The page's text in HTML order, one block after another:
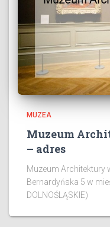
MUZEA
Muzeum
– adres
Muzeum Architektury
Bernardyńska 5 w
DOLNOŚLĄSKIE)